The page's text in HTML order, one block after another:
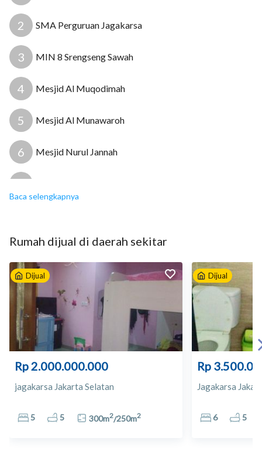
2 SMA Perguruan Jagakarsa
3 MIN 8 Srengseng Sawah
4 Mesjid Al Muqodimah
5 Mesjid Al Munawaroh
6 Mesjid Nurul Jannah
7
9 Klinik Pratama Desa Putera
10 Apotek Zaky Farma
11 Apotik Ratu
12 Apotik Ratu
13 Alfamart
Baca selengkapnya
Rumah dijual di daerah sekitar
Dijual
Rp 2.000.000.000
jagakarsa Jakarta Selatan
5 5 300m2/250m2
Dijual
Rp
Jagakarsa
6 5